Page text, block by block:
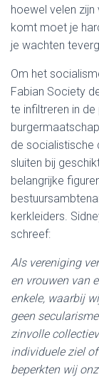
hoewel velen
komt moet je
je wachten
Om het
Fabian Society
te infiltreren in
de socialistische
sluiten bij
belangrijke
kerkleiders.
schreef:
Als vereniging
en vrouwen van
enkele, waarbij
geen
zinvolle
individuele ziel
beperkten wij